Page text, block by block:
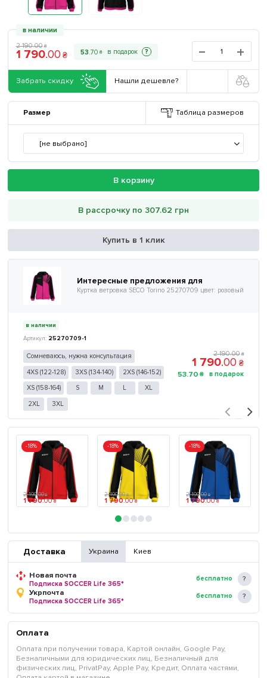
в наличии
2 190.00 ₴
1 790.00 ₴ 53.70 ₴ ?
Забрать скидку Нашли дешевле?
Размер Таблица размеров
[не выбрано]
В корзину
В рассрочку по 307.62 грн
Купить в 1 клик
Интересные предложения для
Куртка ветровка SECO Torino 25270709 цвет: розовый
в наличии
25270709-1
Сомневаюсь, нужна консультация
4XS (122-128) 3XS (134-140) 2XS (146-152)
XS (158-164) S M L XL
2XL 3XL
2 190.00 ₴
1 790.00 ₴
53.70 ₴
-18%
2 190.00 ₴
1 790.00 ₴
-18%
2 190.00 ₴
1 790.00 ₴
-18%
2 190.00 ₴
1 790.00 ₴
Доставка Украина Киев
Новая почта
Подписка SOCCER Life 365*
бесплатно
Укрпочта
Подписка SOCCER Life 365*
бесплатно
Оплата
Оплата при получении товара, Картой онлайн, Google Pay,
Безналичными для юридических лиц, Безналичный для
физических лиц, PrivatPay, Apple Pay, Кредит, Оплата частями,